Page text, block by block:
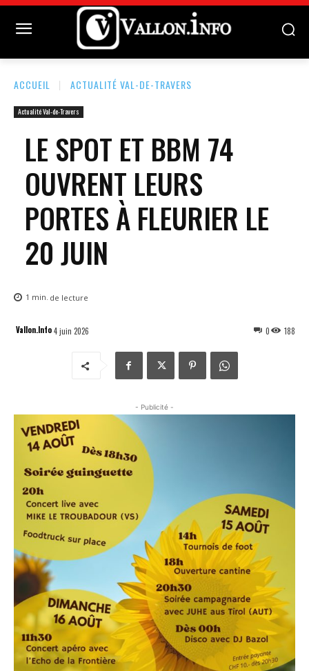
ACCUEIL ACTUALITÉ VAL-DE-TRAVERS
Actualité Val-de-Travers
LE SPOT ET BBM 74
OUVRENT LEURS
PORTES À FLEURIER LE
20 JUIN
1 min. de lecture
Vallon.Info4 juin 2026 188
0
- Publicité -